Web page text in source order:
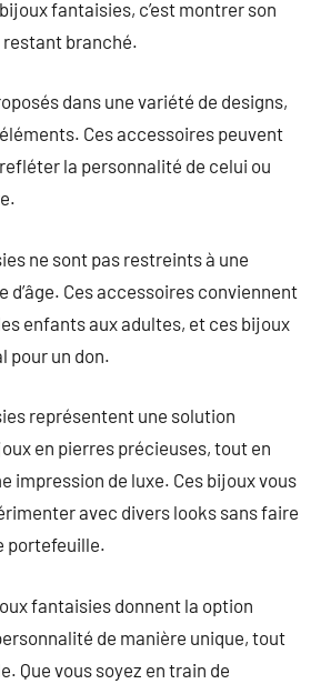
fantaisies, c’est montrer son
branché.
dans une variété de designs,
Ces accessoires peuvent
la personnalité de celui ou
ne sont pas restreints à une
d’âge. Ces accessoires conviennent
enfants aux adultes, et ces bijoux
pour un don.
représentent une solution
en pierres précieuses, tout en
impression de luxe. Ces bijoux vous
avec divers looks sans faire
portefeuille.
fantaisies donnent la option
de manière unique, tout
Que vous soyez en train de